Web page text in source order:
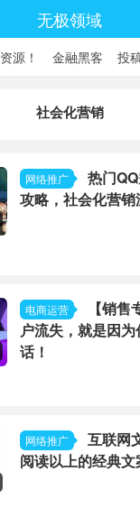
无极领域
资源！ 金融黑客 投
社会化营销
网络推广
热门
攻略，社会化营销
电商运营
【销
户流失，就是因
话！
网络推广
互联网
阅读以上的经典